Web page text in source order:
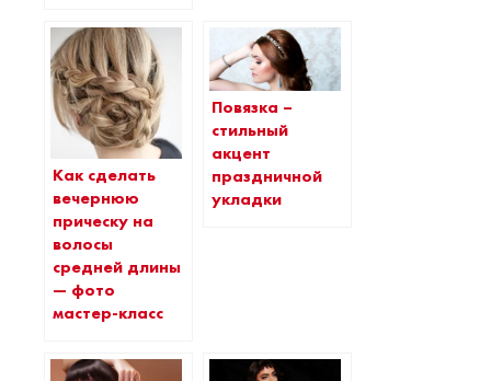
Как сделать
вечернюю
прическу на
волосы
средней длины
— фото
мастер-класс
Повязка –
стильный
акцент
праздничной
укладки